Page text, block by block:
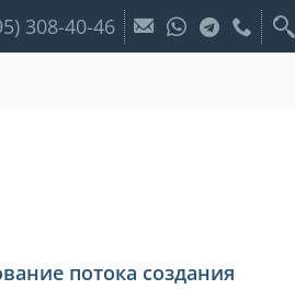
308-40-46
потока создания